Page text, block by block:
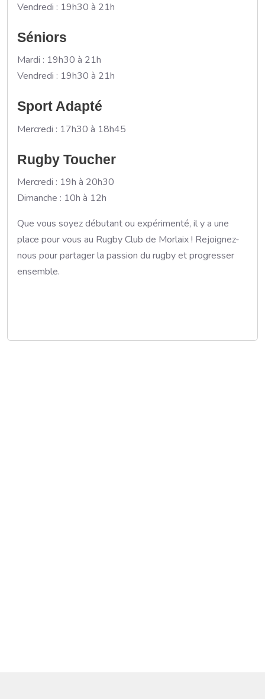
Vendredi : 19h30 à 21h
Séniors
Mardi : 19h30 à 21h
Vendredi : 19h30 à 21h
Sport Adapté
Mercredi : 17h30 à 18h45
Rugby Toucher
Mercredi : 19h à 20h30
Dimanche : 10h à 12h
Que vous soyez débutant ou expérimenté, il y a une
place pour vous au Rugby Club de Morlaix ! Rejoignez-
nous pour partager la passion du rugby et progresser
ensemble.